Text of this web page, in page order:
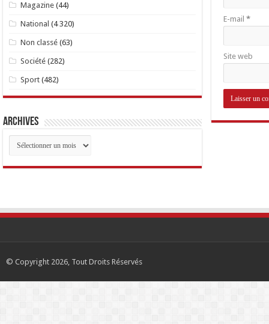
E-mail *
Site web
Magazine (44)
National (4 320)
Non classé (63)
Société (282)
Sport (482)
Archives
Archives
© Copyright 2026, Tout Droits Réservés